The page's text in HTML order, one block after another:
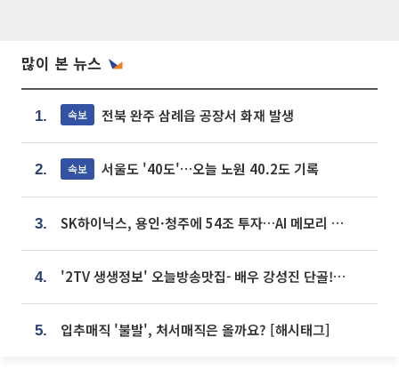
많이 본 뉴스
1. 속보 전북 완주 삼례읍 공장서 화재 발생
2. 속보 서울도 '40도'…오늘 노원 40.2도 기록
3. SK하이닉스, 용인·청주에 54조 투자…AI 메모리 생산기지 키운다
4. '2TV 생생정보' 오늘방송맛집- 배우 강성진 단골! 쌀국수ㆍ푸팟퐁 커리 맛집 '블○○○'
5. 입추매직 '불발', 처서매직은 올까요? [해시태그]